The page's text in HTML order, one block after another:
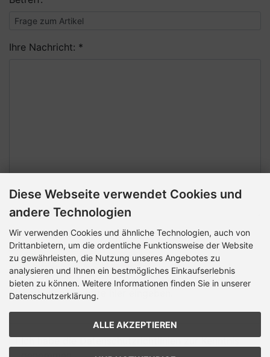
Ihre Nachricht: *
Sicherheitscode
Sicherheitscode bitte hier eingeben:
Ich habe die Datenschutzrichtlinien zur Kenntnis
Diese Webseite verwendet Cookies und
andere Technologien
Wir verwenden Cookies und ähnliche Technologien, auch von
Drittanbietern, um die ordentliche Funktionsweise der Website
zu gewährleisten, die Nutzung unseres Angebotes zu
analysieren und Ihnen ein bestmögliches Einkaufserlebnis
bieten zu können. Weitere Informationen finden Sie in unserer
Datenschutzerklärung.
ALLE AKZEPTIEREN